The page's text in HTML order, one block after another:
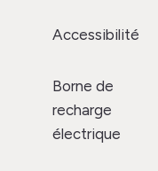
Accessibilité
Borne de
recharge
électrique